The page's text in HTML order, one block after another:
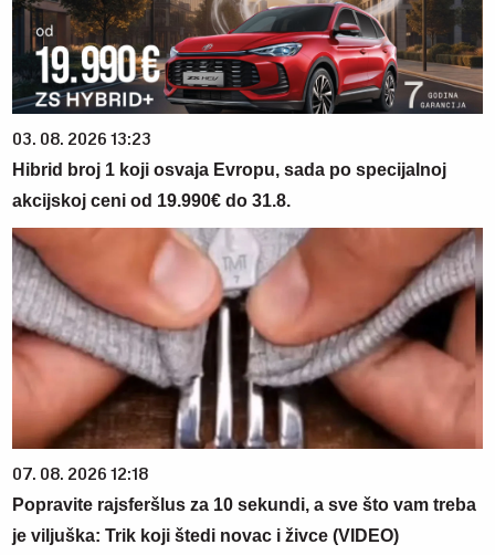
03. 08. 2026 13:23
Hibrid broj 1 koji osvaja Evropu, sada po specijalnoj
akcijskoj ceni od 19.990€ do 31.8.
07. 08. 2026 12:18
Popravite rajsferšlus za 10 sekundi, a sve što vam treba
je viljuška: Trik koji štedi novac i živce (VIDEO)